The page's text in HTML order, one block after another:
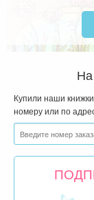
На
Купили наши
номеру или по